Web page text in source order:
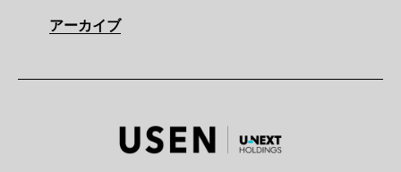
アーカイブ